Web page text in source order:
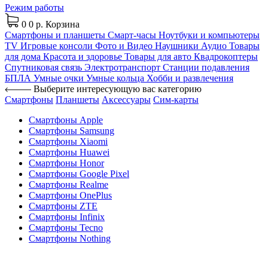
Режим работы
0 0 р. Корзина
Смартфоны и планшеты Смарт-часы Ноутбуки и компьютеры
TV Игровые консоли Фото и Видео Наушники Аудио Товары
для дома Красота и здоровье Товары для авто Квадрокоптеры
Спутниковая связь Электротранспорт Станции подавления
БПЛА Умные очки Умные кольца Хобби и развлечения
Выберите интересующую вас категорию
Смартфоны Планшеты Аксессуары Сим-карты
Смартфоны Apple
Смартфоны Samsung
Смартфоны Xiaomi
Смартфоны Huawei
Смартфоны Honor
Смартфоны Google Pixel
Смартфоны Realme
Смартфоны OnePlus
Смартфоны ZTE
Смартфоны Infinix
Смартфоны Tecno
Смартфоны Nothing